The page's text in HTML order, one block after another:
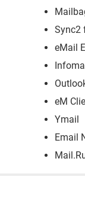
Sync2
eMail
eM
Ymail
Email